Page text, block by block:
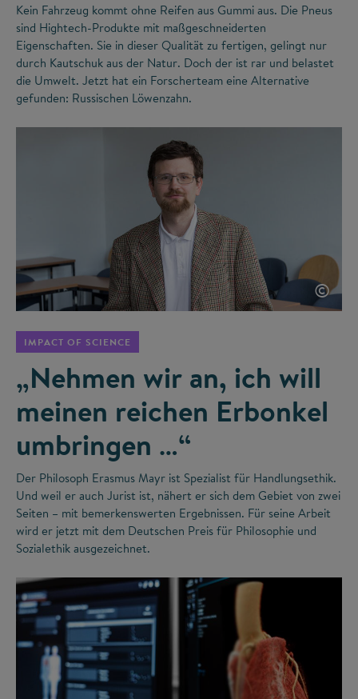
Kein Fahrzeug kommt ohne Reifen aus Gummi aus. Die Pneus
sind Hightech-Produkte mit maßgeschneiderten
Eigenschaften. Sie in dieser Qualität zu fertigen, gelingt nur
durch Kautschuk aus der Natur. Doch der ist rar und belastet
die Umwelt. Jetzt hat ein Forscherteam eine Alternative
gefunden: Russischen Löwenzahn.
©
IMPACT OF SCIENCE
„Nehmen wir an, ich will
meinen reichen Erbonkel
umbringen …“
Der Philosoph Erasmus Mayr ist Spezialist für Handlungsethik.
Und weil er auch Jurist ist, nähert er sich dem Gebiet von zwei
Seiten – mit bemerkenswerten Ergebnissen. Für seine Arbeit
wird er jetzt mit dem Deutschen Preis für Philosophie und
Sozialethik ausgezeichnet.